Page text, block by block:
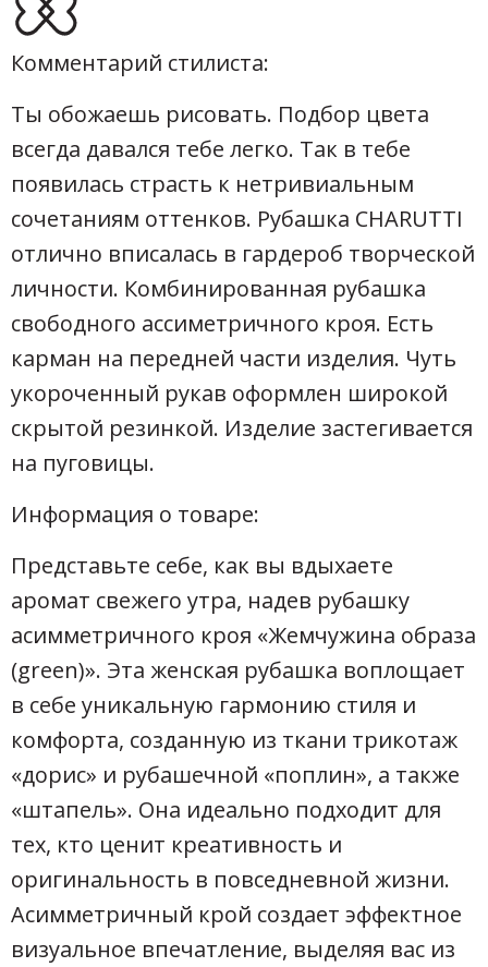
Комментарий стилиста:
Ты обожаешь рисовать. Подбор цвета
всегда давался тебе легко. Так в тебе
появилась страсть к нетривиальным
сочетаниям оттенков. Рубашка CHARUTTI
отлично вписалась в гардероб творческой
личности. Комбинированная рубашка
свободного ассиметричного кроя. Есть
карман на передней части изделия. Чуть
укороченный рукав оформлен широкой
скрытой резинкой. Изделие застегивается
на пуговицы.
Информация о товаре:
Представьте себе, как вы вдыхаете
аромат свежего утра, надев рубашку
асимметричного кроя «Жемчужина образа
(green)». Эта женская рубашка воплощает
в себе уникальную гармонию стиля и
комфорта, созданную из ткани трикотаж
«дорис» и рубашечной «поплин», а также
«штапель». Она идеально подходит для
тех, кто ценит креативность и
оригинальность в повседневной жизни.
Асимметричный крой создает эффектное
визуальное впечатление, выделяя вас из